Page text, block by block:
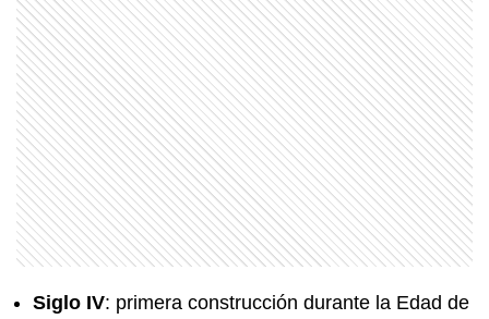
Siglo IV: primera construcción durante la Edad de
MI PAIS
24 de junio: la increíble coincidencia
entre Fangio y Sabato
MI PAIS
Conocé el nombre completo de
Manuel Belgrano
¿Qué diferencia hay entre una